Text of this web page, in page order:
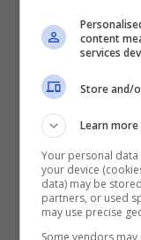
content
services
Store and/
Learn more
Your personal
your device
data) may be
partners, or used
may use precise
Some vendors